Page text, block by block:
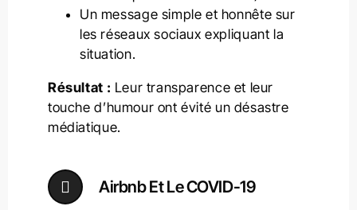
Un message simple et honnête sur
les réseaux sociaux expliquant la
situation.
Résultat : Leur transparence et leur
touche d’humour ont évité un désastre
médiatique.
Airbnb Et Le COVID-19